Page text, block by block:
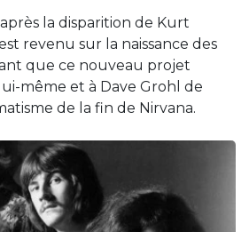
la disparition de Kurt
revenu sur la naissance des
que ce nouveau projet
même et à Dave Grohl de
de la fin de Nirvana.